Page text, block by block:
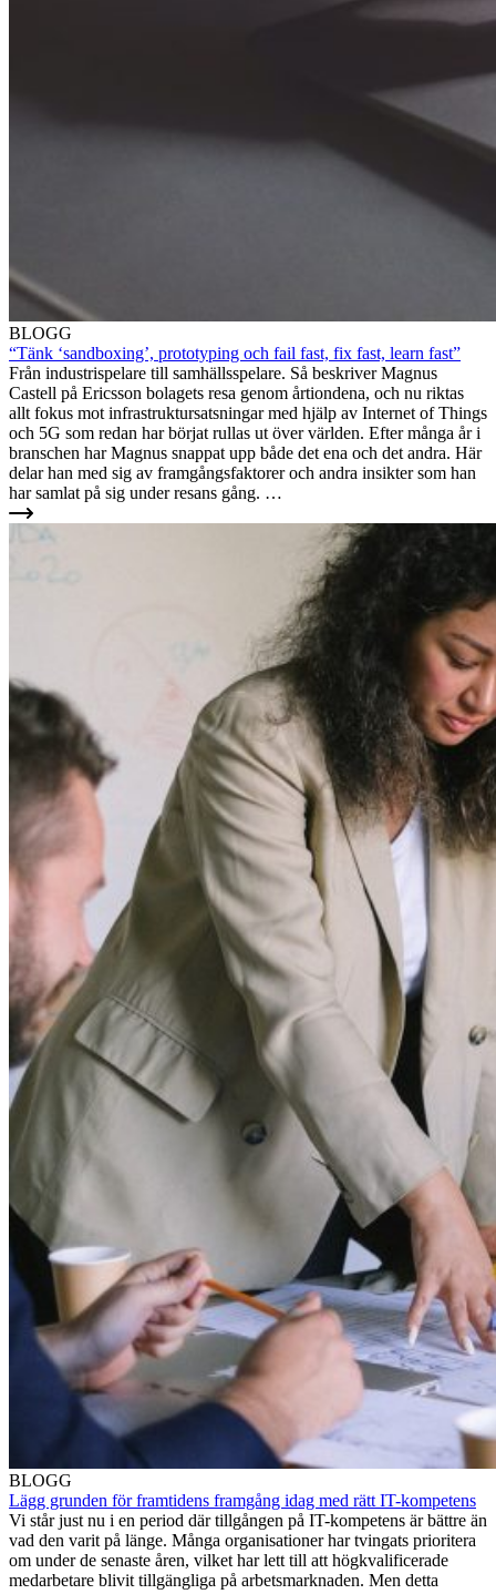
BLOGG
“Tänk ‘sandboxing’, prototyping och fail fast, fix fast, learn fast”
Från industrispelare till samhällsspelare. Så beskriver Magnus
Castell på Ericsson bolagets resa genom årtiondena, och nu riktas
allt fokus mot infrastruktursatsningar med hjälp av Internet of Things
och 5G som redan har börjat rullas ut över världen. Efter många år i
branschen har Magnus snappat upp både det ena och det andra. Här
delar han med sig av framgångsfaktorer och andra insikter som han
har samlat på sig under resans gång. …
BLOGG
Lägg grunden för framtidens framgång idag med rätt IT-kompetens
Vi står just nu i en period där tillgången på IT-kompetens är bättre än
vad den varit på länge. Många organisationer har tvingats prioritera
om under de senaste åren, vilket har lett till att högkvalificerade
medarbetare blivit tillgängliga på arbetsmarknaden. Men detta